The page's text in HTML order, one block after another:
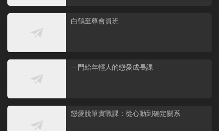
白鶴至尊會員班
一門給年輕人的戀愛成長課
戀愛脫單實戰課：從心動到确定關系